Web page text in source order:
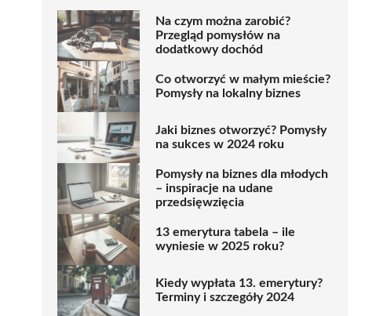
Na czym można zarobić?
Przegląd pomysłów na
dodatkowy dochód
Co otworzyć w małym mieście?
Pomysły na lokalny biznes
Jaki biznes otworzyć? Pomysły
na sukces w 2024 roku
Pomysły na biznes dla młodych
– inspiracje na udane
przedsięwzięcia
13 emerytura tabela – ile
wyniesie w 2025 roku?
Kiedy wypłata 13. emerytury?
Terminy i szczegóły 2024